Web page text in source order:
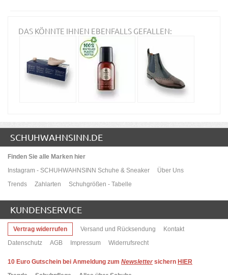
DAS KÖNNTE IHNEN EBENFALLS GEFALLEN:
SCHUHWAHNSINN.DE
Finden Sie alle Marken hier
Instagram - SCHUHWAHNSINN Schuhe & Sneaker
Über Uns
Trends
Zahlarten Schuhgrößen - Tabelle
KUNDENSERVICE
Vertrag widerrufen Versand und Rücksendung
Kontakt
Datenschutz
AGB Impressum Widerrufsrecht
10 Euro Gutschein bei Anmeldung zum Newsletter sichern HIER